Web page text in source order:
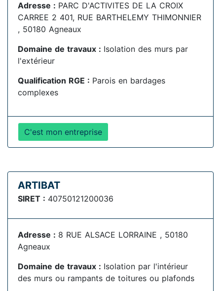
Adresse : PARC D'ACTIVITES DE LA CROIX
CARREE 2 401, RUE BARTHELEMY THIMONNIER
, 50180 Agneaux
Domaine de travaux : Isolation des murs par
l'extérieur
Qualification RGE : Parois en bardages
complexes
C'est mon entreprise
ARTIBAT
SIRET : 40750121200036
Adresse : 8 RUE ALSACE LORRAINE , 50180
Agneaux
Domaine de travaux : Isolation par l'intérieur
des murs ou rampants de toitures ou plafonds